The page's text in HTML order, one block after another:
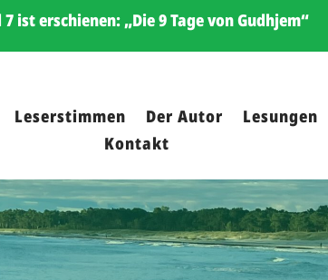
7 ist erschienen: „Die 9 Tage von Gudhjem“
Leserstimmen Der Autor Lesungen
Kontakt